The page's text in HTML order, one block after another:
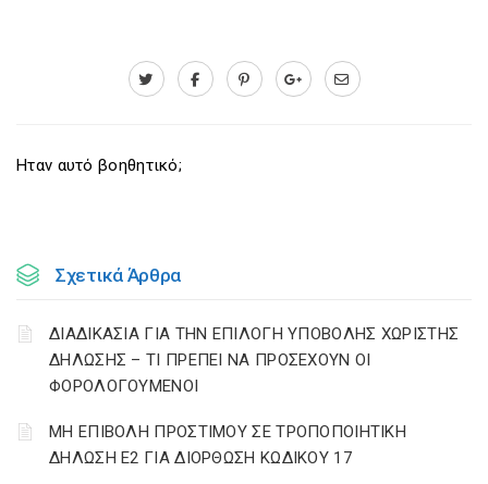
Ηταν αυτό βοηθητικό;
Σχετικά Άρθρα
ΔΙΑΔΙΚΑΣΙΑ ΓΙΑ ΤΗΝ ΕΠΙΛΟΓΗ ΥΠΟΒΟΛΗΣ ΧΩΡΙΣΤΗΣ
ΔΗΛΩΣΗΣ – ΤΙ ΠΡΕΠΕΙ ΝΑ ΠΡΟΣΕΧΟΥΝ ΟΙ
ΦΟΡΟΛΟΓΟΥΜΕΝΟΙ
ΜΗ ΕΠΙΒΟΛΗ ΠΡΟΣΤΙΜΟΥ ΣΕ ΤΡΟΠΟΠΟΙΗΤΙΚΗ
ΔΗΛΩΣΗ Ε2 ΓΙΑ ΔΙΟΡΘΩΣΗ ΚΩΔΙΚΟΥ 17